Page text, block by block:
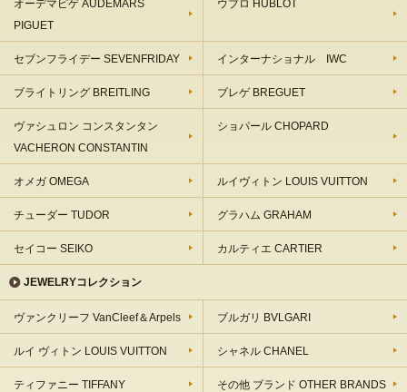
オーデマピゲ AUDEMARS
PIGUET
ウブロ HUBLOT
セブンフライデー SEVENFRIDAY インターナショナル IWC
ブライトリング BREITLING ブレゲ BREGUET
ヴァシュロン コンスタンタン
VACHERON CONSTANTIN
ショパール CHOPARD
オメガ OMEGA ルイヴィトン LOUIS VUITTON
チューダー TUDOR グラハム GRAHAM
セイコー SEIKO カルティエ CARTIER
JEWELRYコレクション
ヴァンクリーフ VanCleef＆Arpels ブルガリ BVLGARI
ルイ ヴィトン LOUIS VUITTON シャネル CHANEL
ティファニー TIFFANY その他 ブランド OTHER BRANDS